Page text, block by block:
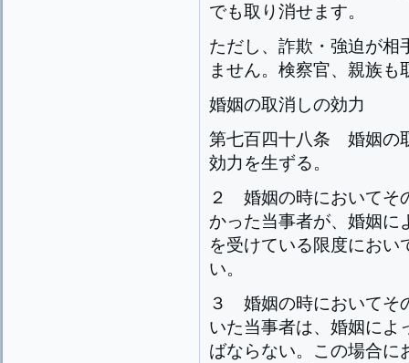
でも取り消せます。
ただし、詐欺・強迫が相
ません。検察官、親族も
婚姻の取消しの効力
第七百四十八条 婚姻の
効力を生ずる。
２ 婚姻の時においてそ
かった当事者が、婚姻に
を受けている限度におい
い。
３ 婚姻の時においてそ
いた当事者は、婚姻によ
ばならない。この場合に